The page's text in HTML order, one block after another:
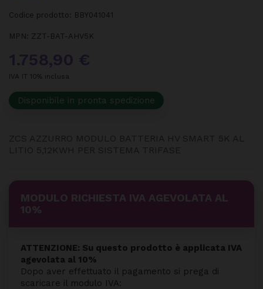
Codice prodotto: BBY041041
MPN: ZZT-BAT-AHV5K
IVA IT 10% inclusa
Disponibile in pronta spedizione
MODULO RICHIESTA IVA AGEVOLATA AL
10%
ATTENZIONE: Su questo prodotto è applicata IVA
agevolata al 10%
Dopo aver effettuato il pagamento si prega di
scaricare il modulo IVA: